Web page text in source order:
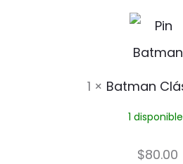
o
d
e
B
a
a
n
1 × Batman
1
$80.00